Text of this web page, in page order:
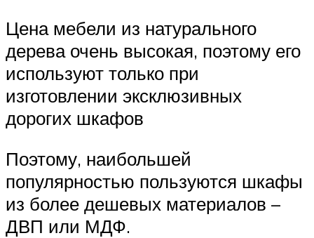
Цена мебели из натурального
дерева очень высокая, поэтому его
используют только при
изготовлении эксклюзивных
дорогих шкафов
Поэтому, наибольшей
популярностью пользуются шкафы
из более дешевых материалов –
ДВП или МДФ.